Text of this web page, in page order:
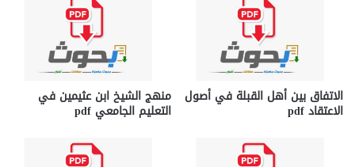
الاتفاق بين أهل القبلة في أصول
الاعتقاد pdf
منهج الشيخ ابن عثيمين في
التعليم الجامعي pdf